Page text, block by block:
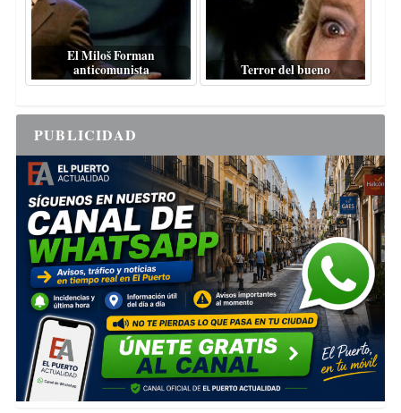
El Miloš Forman
anticomunista
Terror del bueno
PUBLICIDAD